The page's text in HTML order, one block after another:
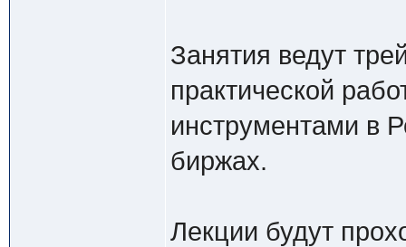
Занятия ведут
практической
инструментами в
биржах.
Лекции будут